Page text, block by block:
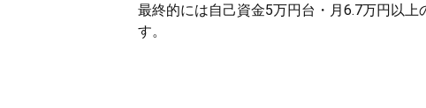
最終的には自己資金5万円台・月6.7万円以
す。